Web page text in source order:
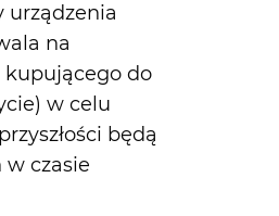
urządzenia
na
do
w celu
będą
czasie